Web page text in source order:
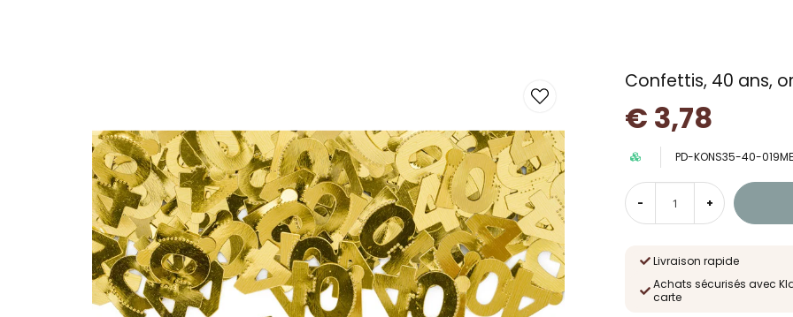
Confettis, 40 ans, or
€ 3,78
PD-KONS35-40-019ME
- +
Livraison rapide
Achats sécurisés avec
carte